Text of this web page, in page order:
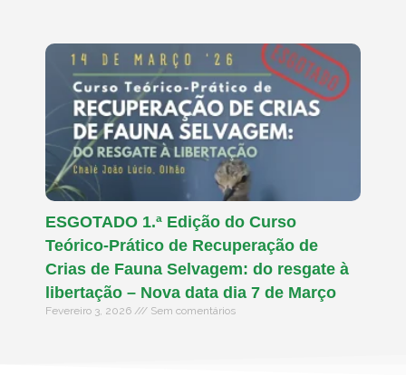
ESGOTADO 1.ª Edição do Curso
Teórico-Prático de Recuperação de
Crias de Fauna Selvagem: do resgate à
libertação – Nova data dia 7 de Março
Fevereiro 3, 2026 Sem comentários